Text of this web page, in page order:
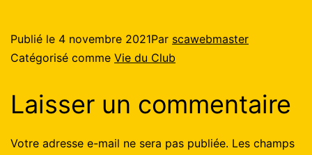
Publié le 4 novembre 2021Par scawebmaster
Catégorisé comme Vie du Club
Laisser un commentaire
Votre adresse e-mail ne sera pas publiée. Les champs